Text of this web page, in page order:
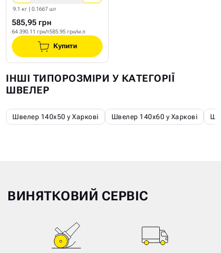
9.1 кг | 0.1667 шт
585,95 грн
64 390.11 грн/т585.95 грн/м.п
Купити
ІНШІ ТИПОРОЗМІРИ У КАТЕГОРІЇ
ШВЕЛЕР
Швелер 140х50 у Харкові Швелер 140х60 у Харкові
ВИНЯТКОВИЙ СЕРВІС